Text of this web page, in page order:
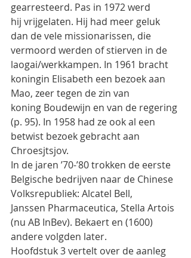
gearresteerd. Pas in 1972 werd
hij vrijgelaten. Hij had meer geluk
dan de vele missionarissen, die
vermoord werden of stierven in de
laogai/werkkampen. In 1961 bracht
koningin Elisabeth een bezoek aan
Mao, zeer tegen de zin van
koning Boudewijn en van de regering
(p. 95). In 1958 had ze ook al een
betwist bezoek gebracht aan
Chroesjtsjov.
In de jaren ’70-’80 trokken de eerste
Belgische bedrijven naar de Chinese
Volksrepubliek: Alcatel Bell,
Janssen Pharmaceutica, Stella Artois
(nu AB InBev). Bekaert en (1600)
andere volgden later.
Hoofdstuk 3 vertelt over de aanleg